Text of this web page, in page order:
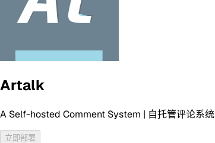
Artalk
A Self-hosted Comment System | 自托管评论系统
立即部署